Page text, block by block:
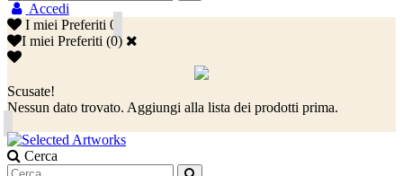
Accedi
I miei Preferiti 0
I miei Preferiti (0)
Scusate!
Nessun dato trovato. Aggiungi alla lista dei prodotti prima.
Cerca